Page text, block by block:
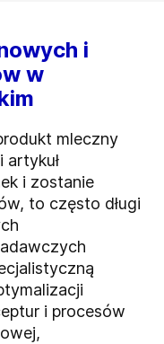
i
w
mleczny
artykuł
i zostanie
to często długi
i procesów